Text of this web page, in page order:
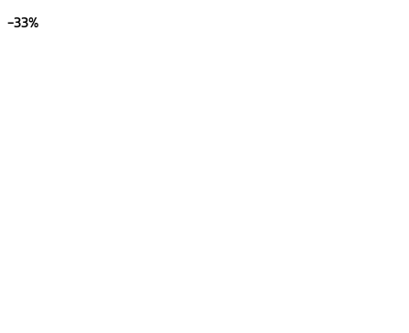
-33%